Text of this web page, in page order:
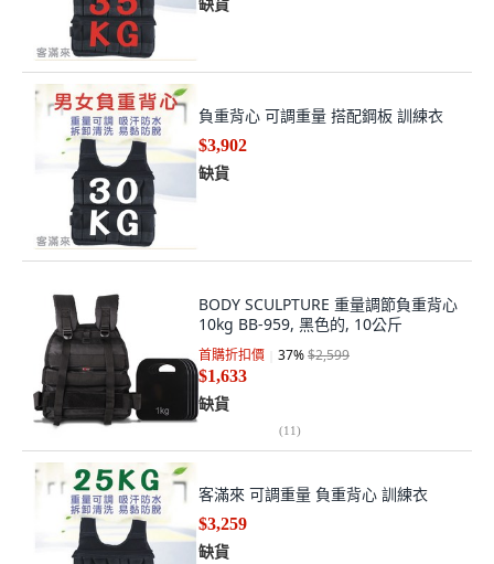
負重背心 可調重量 搭配鋼板 訓練衣
$3,902
缺貨
BODY SCULPTURE 重量調節負重背心
10kg BB-959, 黑色的, 10公斤
首購折扣價 37%$2,599
$1,633
缺貨
(11)
客滿來 可調重量 負重背心 訓練衣
$3,259
缺貨